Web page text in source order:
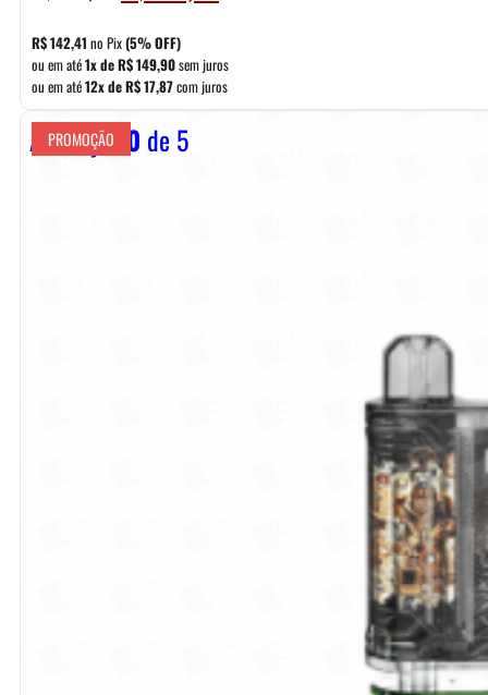
preço
original
era:
R$ 169,90.
preço
é:
R$ 149,90.
R$142,41 no Pix(5% OFF)
ou em até1x deR$149,90sem juros
ou em até12x deR$17,87com juros
Avaliação 0 de 5
PROMOÇÃO